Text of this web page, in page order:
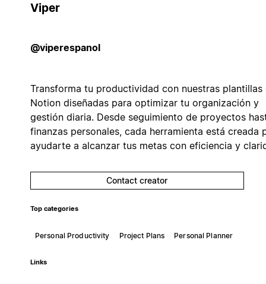
Viper
@viperespanol
Transforma tu productividad con nuestras plantillas
Notion diseñadas para optimizar tu organización y
gestión diaria. Desde seguimiento de proyectos
finanzas personales, cada herramienta está creada
ayudarte a alcanzar tus metas con eficiencia y
Contact creator
Top categories
Personal Productivity Project Plans Personal Planner
Links